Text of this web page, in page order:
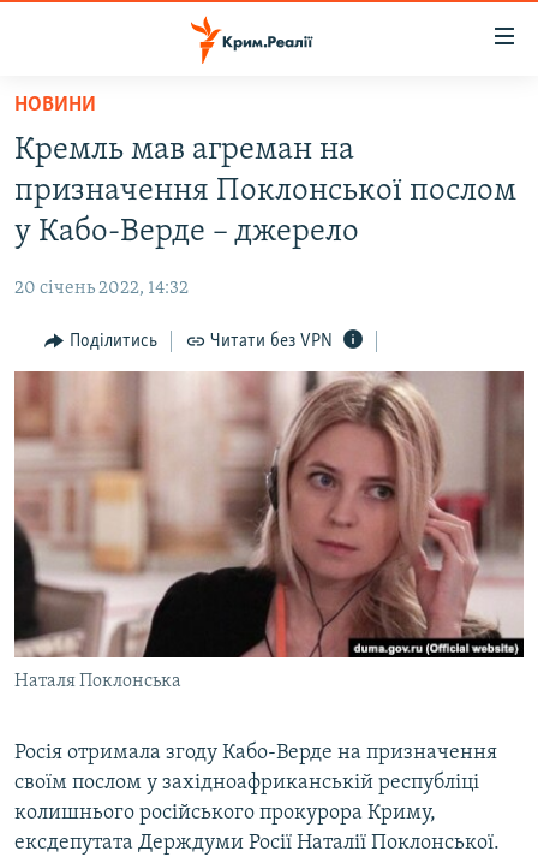
Перейти
основного
матеріалу
Перейти
до
основної
Перейти
до
ВОДА.КРИМ
ВІДЕО ТА ФОТО
БЛОГИ
ПОГЛЯД
ВСЕ ЗА ДЕНЬ
СПЕЦПРОЕКТИ
ВІДЕОУРОКИ «ELIFBE»
СВІДЧЕННЯ ОКУПАЦІЇ
УКРАЇНСЬКА ПРОБЛЕМА КРИМУ
ІНФОГРАФІКА
ЯК ОБІЙТИ БЛОКУВАННЯ
Русский
Qırımtatar
ДОЛУЧАЙСЯ!
Усі сайти RFE/RL
НОВИНИ
Кремль мав агреман на
призначення Поклонської послом
у Кабо-Верде – джерело
20 січень 2022, 14:32
Поділитись Читати без VPN
Наталя Поклонська
Росія отримала згоду Кабо-Верде на призначення
своїм послом у західноафриканській республіці
колишнього російського прокурора Криму,
ексдепутата Держдуми Росії Наталії Поклонської.